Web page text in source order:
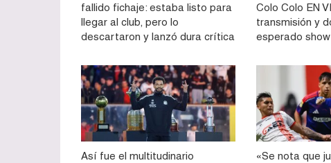
fallido fichaje: estaba listo para
llegar al club, pero lo
descartaron y lanzó dura crítica
Colo Colo EN
transmisión y
esperado
Así fue el multitudinario
«Se nota que